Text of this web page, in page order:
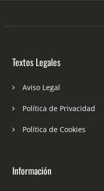
Textos Legales
Aviso Legal
Política de Privacidad
Política de Cookies
Información